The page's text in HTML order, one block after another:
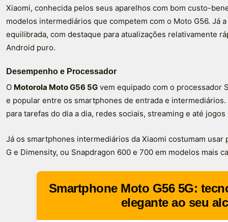
Xiaomi, conhecida pelos seus aparelhos com bom custo-
modelos intermediários que competem com o Moto G56. Já
equilibrada, com destaque para atualizações relativamente
Android puro.
Desempenho e Processador
O Motorola Moto G56 5G vem equipado com o processador
e popular entre os smartphones de entrada e
para tarefas do dia a dia, redes sociais, streaming e até jogos
Já os smartphones intermediários da Xiaomi costumam
G e Dimensity, ou Snapdragon 600 e 700 em modelos mais
Smartphone Moto G56 5G:
elegante ao seu